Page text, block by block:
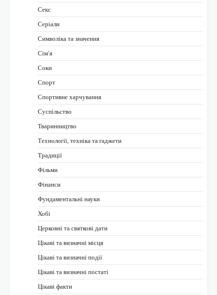
Секс
Серіали
Символіка та значення
Сім’я
Соки
Спорт
Спортивне харчування
Суспільство
Тваринництво
Технології, техніка та гаджети
Традиції
Фільми
Фінанси
Фундаментальні науки
Хобі
Церковні та святкові дати
Цікаві та визначні місця
Цікаві та визначні події
Цікаві та визначні постаті
Цікаві факти